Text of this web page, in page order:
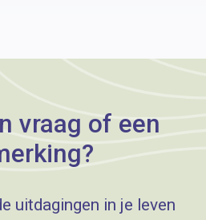
vraag of een
uitdagingen in je leven